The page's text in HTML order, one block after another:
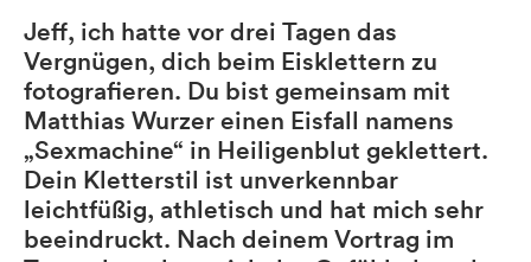
Jeff, ich hatte vor drei Tagen das
Vergnügen, dich beim Eisklettern zu
fotografieren. Du bist gemeinsam mit
Matthias Wurzer einen Eisfall namens
„Sexmachine“ in Heiligenblut geklettert.
Dein Kletterstil ist unverkennbar
leichtfüßig, athletisch und hat mich sehr
beeindruckt. Nach deinem Vortrag im